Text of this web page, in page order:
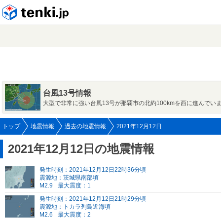
台風13号情報
大型で非常に強い台風13号が那覇市の北約100kmを西に進んでい
トップ 地震情報 過去の地震情報 2021年12月12日
2021年12月12日の地震情報
発生時刻：2021年12月12日22時36分頃
震源地：茨城県南部頃
M2.9
最大震度：1
発生時刻：2021年12月12日21時29分頃
震源地：トカラ列島近海頃
M2.6
最大震度：2